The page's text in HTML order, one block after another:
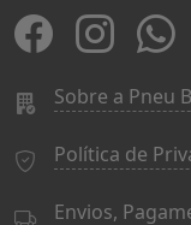
Sobre a Pneu
Política de
Envios,